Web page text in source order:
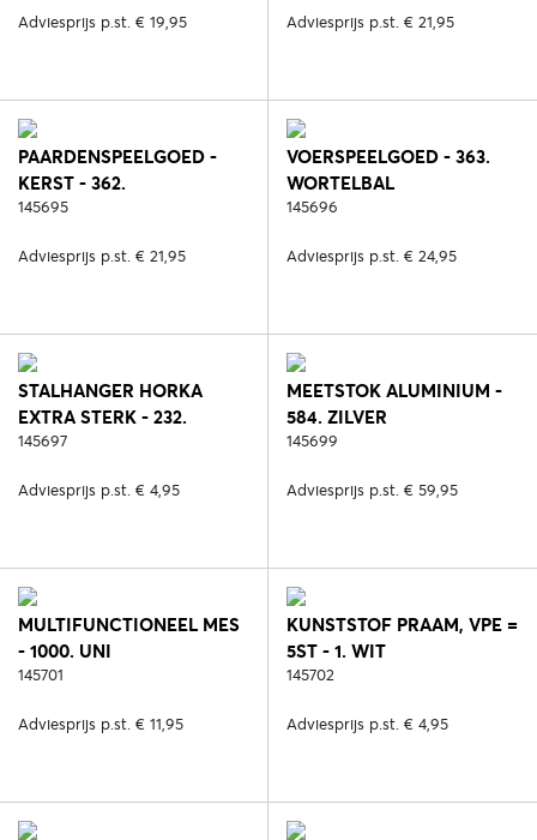
Adviesprijs p.st. € 19,95 Adviesprijs p.st. € 21,95
PAARDENSPEELGOED -
KERST - 362.
GINGERBREAD MAN
145695
Adviesprijs p.st. € 21,95
VOERSPEELGOED - 363.
WORTELBAL
145696
Adviesprijs p.st. € 24,95
STALHANGER HORKA
EXTRA STERK - 232.
ZWART/ZILVER
145697
Adviesprijs p.st. € 4,95
MEETSTOK ALUMINIUM -
584. ZILVER
145699
Adviesprijs p.st. € 59,95
MULTIFUNCTIONEEL MES
- 1000. UNI
145701
Adviesprijs p.st. € 11,95
KUNSTSTOF PRAAM, VPE =
5ST - 1. WIT
145702
Adviesprijs p.st. € 4,95